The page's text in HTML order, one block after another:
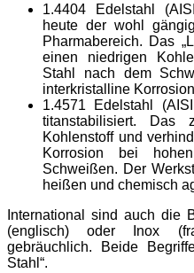
1.4404 Edelstahl
heute der wohl
Pharmabereich. Das
einen niedrigen
Stahl nach dem
interkristalline
1.4571 Edelstahl
titanstabilisiert. Das
Kohlenstoff und
Korrosion bei
Schweißen. Der
heißen und chemisch
International sind auch die
(englisch) oder Inox
gebräuchlich. Beide
Stahl“.